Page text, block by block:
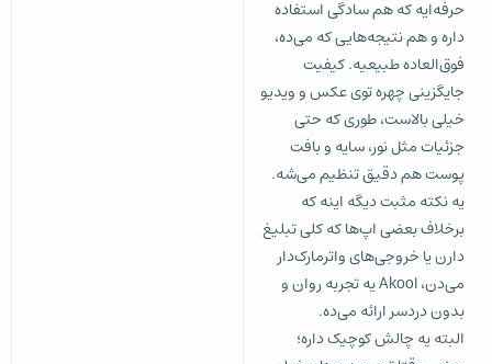
حرفه‌ایه که هم سادگی استفاده
داره و هم نتیجه‌هایی که می‌ده،
فوق‌العاده طبیعیه. کیفیت
جایگزینی چهره توی عکس و ویدیو
خیلی بالاست، طوری که حتی
جزئیات مثل نور، سایه و بافت
پوست هم دقیق تنظیم می‌شه.
یه نکته مثبت دیگه اینه که
برخلاف بعضی اپ‌ها که کلی تبلیغ
دارن یا خروجی‌های واترمارک‌دار
می‌دن، Akool یه تجربه روان و
بدون دردسر ارائه می‌ده.
البته یه چالش کوچیک داره؛